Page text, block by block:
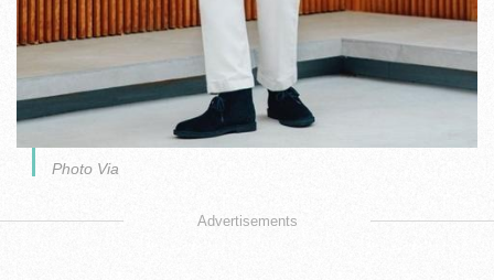
Photo Via
Advertisements